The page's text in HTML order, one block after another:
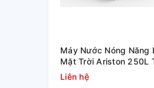
Công nghệ Hạn chế
Máy Nước Nóng Năng
Mặt Trời Ariston 250L
Phẳng Kairos Thermo
Liên hệ